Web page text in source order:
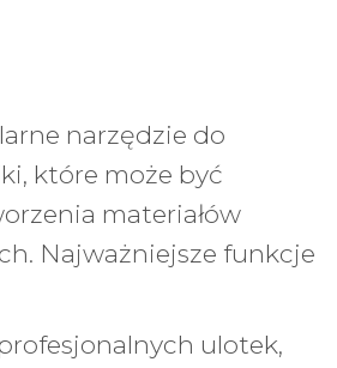
narzędzie do
które może być
materiałów
Najważniejsze funkcje
ulotek,